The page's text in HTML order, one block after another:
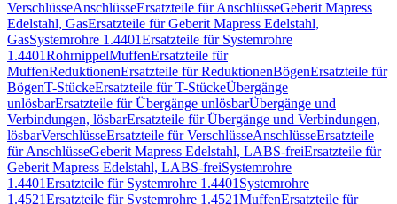
VerschlüsseAnschlüsseErsatzteile für AnschlüsseGeberit Mapress
Edelstahl, GasErsatzteile für Geberit Mapress Edelstahl,
GasSystemrohre 1.4401Ersatzteile für Systemrohre
1.4401RohrnippelMuffenErsatzteile für
MuffenReduktionenErsatzteile für ReduktionenBögenErsatzteile für
BögenT-StückeErsatzteile für T-StückeÜbergänge
unlösbarErsatzteile für Übergänge unlösbarÜbergänge und
Verbindungen, lösbarErsatzteile für Übergänge und Verbindungen,
lösbarVerschlüsseErsatzteile für VerschlüsseAnschlüsseErsatzteile
für AnschlüsseGeberit Mapress Edelstahl, LABS-freiErsatzteile für
Geberit Mapress Edelstahl, LABS-freiSystemrohre
1.4401Ersatzteile für Systemrohre 1.4401 Systemrohre
1.4521Ersatzteile für Systemrohre 1.4521MuffenErsatzteile für